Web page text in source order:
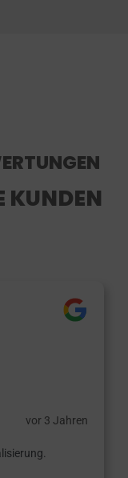
KUNDEN
vor 3 Jahren